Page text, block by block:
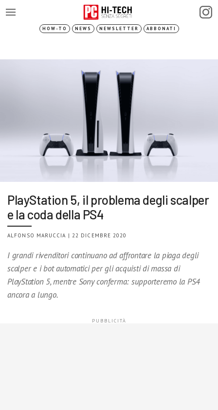
HOW-TO NEWS NEWSLETTER ABBONATI
PlayStation 5, il problema degli scalper
e la coda della PS4
ALFONSO MARUCCIA | 22 DICEMBRE 2020
I grandi rivenditori continuano ad affrontare la piaga degli
scalper e i bot automatici per gli acquisti di massa di
PlayStation 5, mentre Sony conferma: supporteremo la PS4
ancora a lungo.